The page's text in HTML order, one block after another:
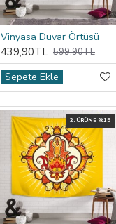
Vinyasa Duvar Örtüsü
439,90TL 599,90TL
Sepete Ekle
2. ÜRÜNE %15